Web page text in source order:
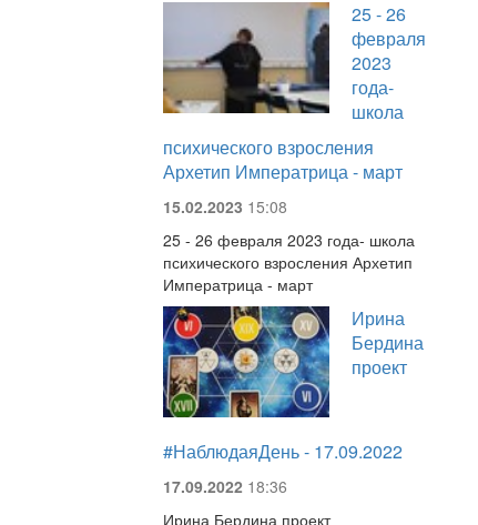
25 - 26
февраля
2023
года-
школа
психического взросления
Архетип Императрица - март
15.02.2023 15:08
25 - 26 февраля 2023 года- школа
психического взросления Архетип
Императрица - март
Ирина
Бердина
проект
#НаблюдаяДень - 17.09.2022
17.09.2022 18:36
Ирина Бердина проект